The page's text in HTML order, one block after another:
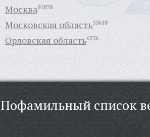
Москва91878
Московская область55618
Орловская область6256
Пофамильный список